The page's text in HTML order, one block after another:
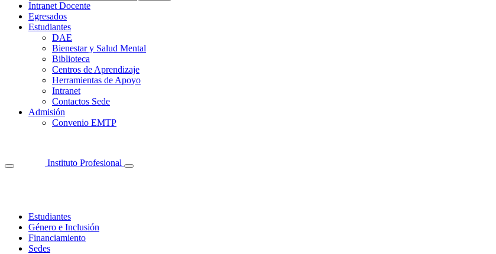
Intranet Docente
Egresados
Estudiantes
DAE
Bienestar y Salud Mental
Biblioteca
Centros de Aprendizaje
Herramientas de Apoyo​
Intranet
Contactos Sede
Admisión
Convenio EMTP
Instituto Profesional
Estudiantes
Género e Inclusión
Financiamiento
Sedes